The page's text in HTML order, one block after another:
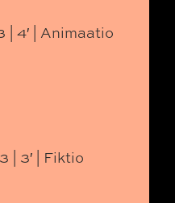
| 4′ | Animaatio
| 3′ | Fiktio